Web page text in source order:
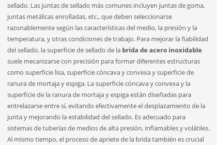
sellado. Las juntas de sellado más comunes incluyen juntas de goma,
juntas metálicas enrolladas, etc., que deben seleccionarse
razonablemente según las características del medio, la presión y la
temperatura, y otras condiciones de trabajo. Para mejorar la fiabilidad
del sellado, la superficie de sellado de la brida de acero inoxidable
suele mecanizarse con precisión para formar diferentes estructuras
como superficie lisa, superficie cóncava y convexa y superficie de
ranura de mortaja y espiga. La superficie cóncava y convexa y la
superficie de la ranura de mortaja y espiga están diseñadas para
entrelazarse entre sí, evitando efectivamente el desplazamiento de la
junta y mejorando la estabilidad del sellado. Es adecuado para
sistemas de tuberías de medios de alta presión, inflamables y volátiles.
Al mismo tiempo, el proceso de apriete de la brida también es crucial